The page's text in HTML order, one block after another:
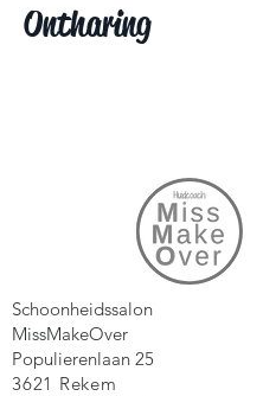
Ontharing
Schoonheidssalon
MissMakeOver
Populierenlaan 25
3621 Rekem